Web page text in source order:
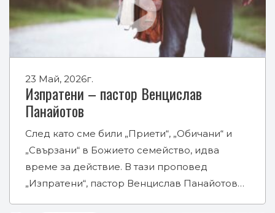
23 Май, 2026г.
Изпратени – пастор Венцислав
Панайотов
След като сме били „Приети“, „Обичани“ и
„Свързани“ в Божието семейство, идва
време за действие. В тази проповед
„Изпратени“, пастор Венцислав Панайотов…